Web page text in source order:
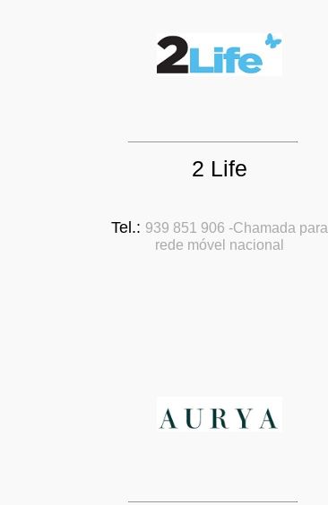
2 Life
Tel.: 939 851 906 -Chamada para
rede móvel nacional